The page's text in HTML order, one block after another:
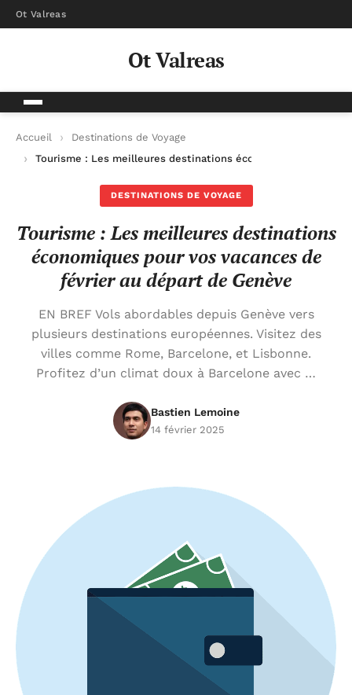
Ot Valreas
Ot Valreas
Accueil
Destinations de Voyage
Tourisme : Les meilleures destinations économiques pour
DESTINATIONS DE VOYAGE
Tourisme : Les meilleures destinations
économiques pour vos vacances de
février au départ de Genève
EN BREF Vols abordables depuis Genève vers
plusieurs destinations européennes. Visitez des
villes comme Rome, Barcelone, et Lisbonne.
Profitez d’un climat doux à Barcelone avec …
Bastien Lemoine
14 février 2025